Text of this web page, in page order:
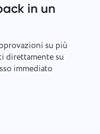
in un
su più
direttamente su
immediato